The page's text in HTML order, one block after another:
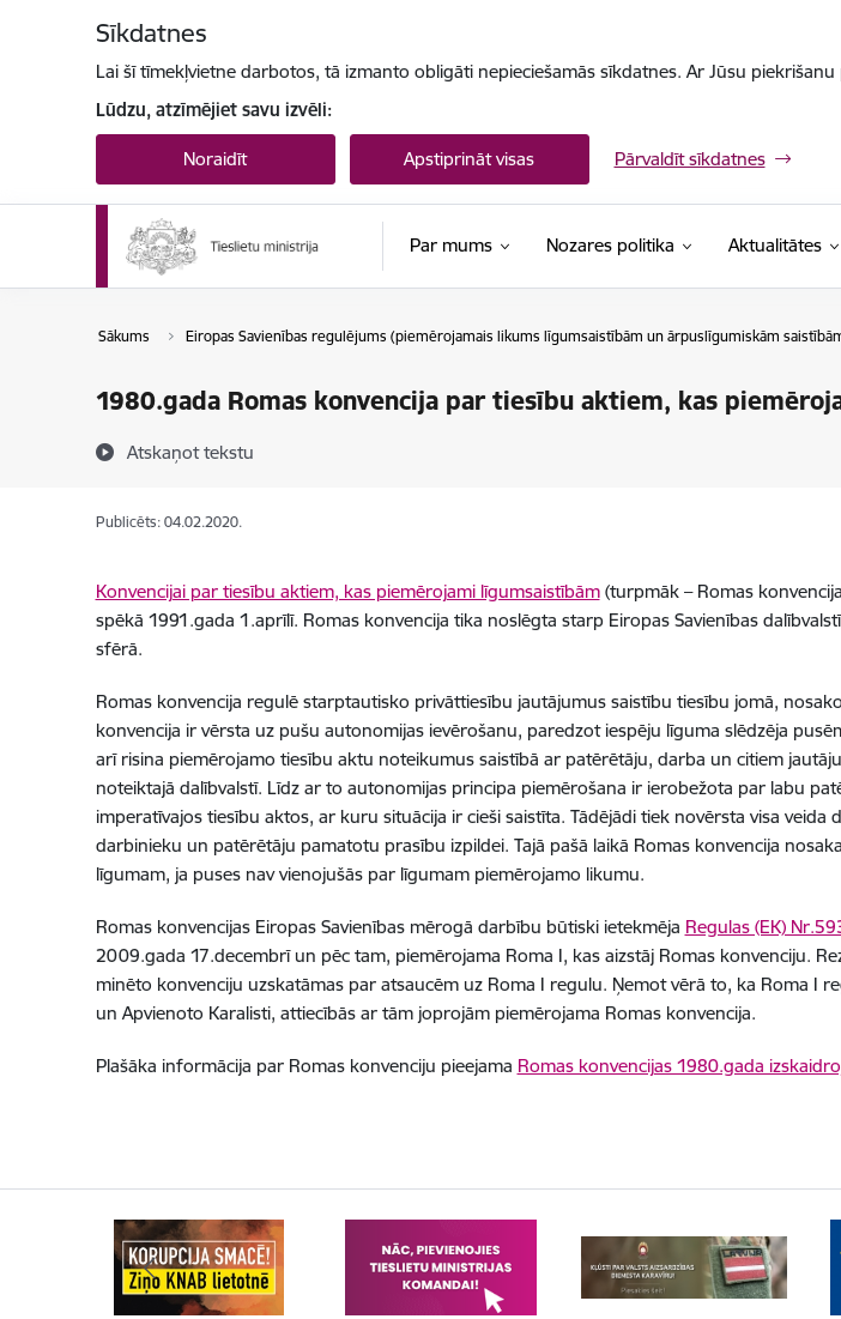
Sīkdatnes
Lai šī tīmekļvietne darbotos, tā izmanto obligāti nepieciešamās sīkdatnes. Ar Jūsu
Lūdzu, atzīmējiet savu izvēli:
Noraidīt Apstiprināt visas Pārvaldīt sīkdatnes
Par mums Nozares politika Aktualitātes
Sākums Eiropas Savienības regulējums (piemērojamais likums līgumsaistībām un ārpuslīgumiskām
1980.gada Romas konvencija par tiesību aktiem, kas
Atskaņot tekstu
Publicēts: 04.02.2020.
Konvencijai par tiesību aktiem, kas piemērojami līgumsaistībām(turpmāk – Romas
spēkā 1991.gada 1.aprīlī. Romas konvencija tika noslēgta starp Eiropas Savienības
sfērā.
Romas konvencija regulē starptautisko privāttiesību jautājumus saistību tiesību jomā,
konvencija ir vērsta uz pušu autonomijas ievērošanu, paredzot iespēju līguma slēdzēja
arī risina piemērojamo tiesību aktu noteikumus saistībā ar patērētāju, darba un citiem
noteiktajā dalībvalstī. Līdz ar to autonomijas principa piemērošana ir ierobežota par labu
imperatīvajos tiesību aktos, ar kuru situācija ir cieši saistīta. Tādējādi tiek novērsta visa
darbinieku un patērētāju pamatotu prasību izpildei. Tajā pašā laikā Romas konvencija
līgumam, ja puses nav vienojušās par līgumam piemērojamo likumu.
Romas konvencijas Eiropas Savienības mērogā darbību būtiski ietekmēja Regulas (EK)
2009.gada 17.decembrī un pēc tam, piemērojama Roma I, kas aizstāj Romas konvenciju.
minēto konvenciju uzskatāmas par atsaucēm uz Roma I regulu. Ņemot vērā to, ka Roma I
un Apvienoto Karalisti, attiecībās ar tām joprojām piemērojama Romas konvencija.
Plašāka informācija par Romas konvenciju pieejama Romas konvencijas 1980.gada